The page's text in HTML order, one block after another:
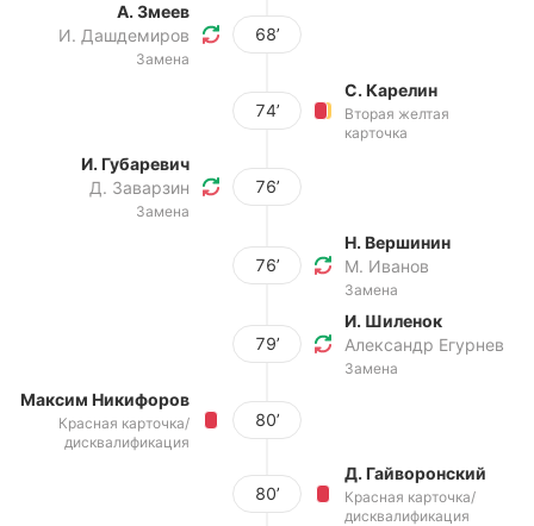
А. Змеев
И. Дашдемиров
Замена
68’
74’
С. Карелин
Вторая желтая
карточка
И. Губаревич
Д. Заварзин
Замена
76’
76’
Н. Вершинин
М. Иванов
Замена
79’
И. Шиленок
Александр Егурнев
Замена
Максим Никифоров
Красная карточка/
дисквалификация
80’
80’
Д. Гайворонский
Красная карточка/
дисквалификация